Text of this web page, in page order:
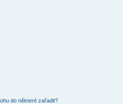
do některé zařadit?